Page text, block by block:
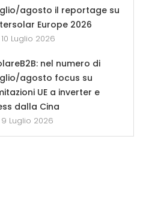
agosto il reportage su
Europe 2026
10 Luglio 2026
nel numero di
agosto focus su
UE a inverter e
dalla Cina
9 Luglio 2026